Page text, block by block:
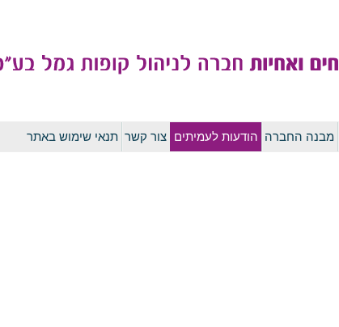
לדלג
לתוכן
מבנה החברה הודעות לעמיתים צור קשר תנאי שימוש באתר